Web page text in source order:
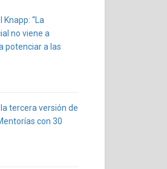
Knapp: “La
no viene a
potenciar a las
tercera versión de
con 30